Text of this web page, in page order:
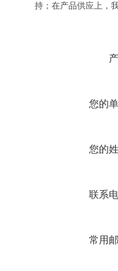
持；在产品供应上，
您的
您的
联系
常用